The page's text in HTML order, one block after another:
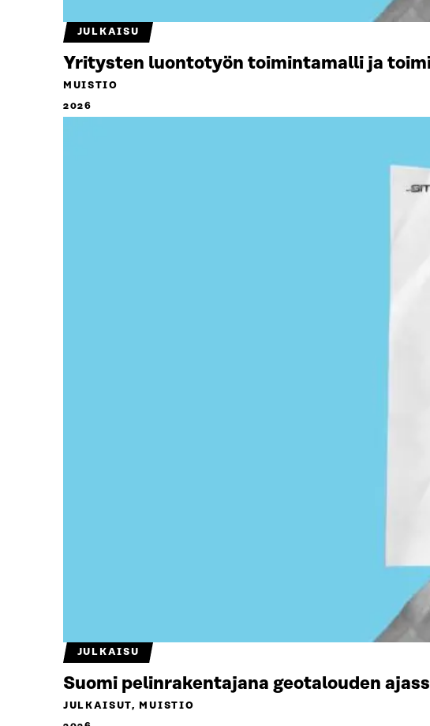
JULKAISU
Yritysten luontotyön toimintamalli ja
MUISTIO
2026
JULKAISU
Suomi pelinrakentajana geotalouden
JULKAISUT, MUISTIO